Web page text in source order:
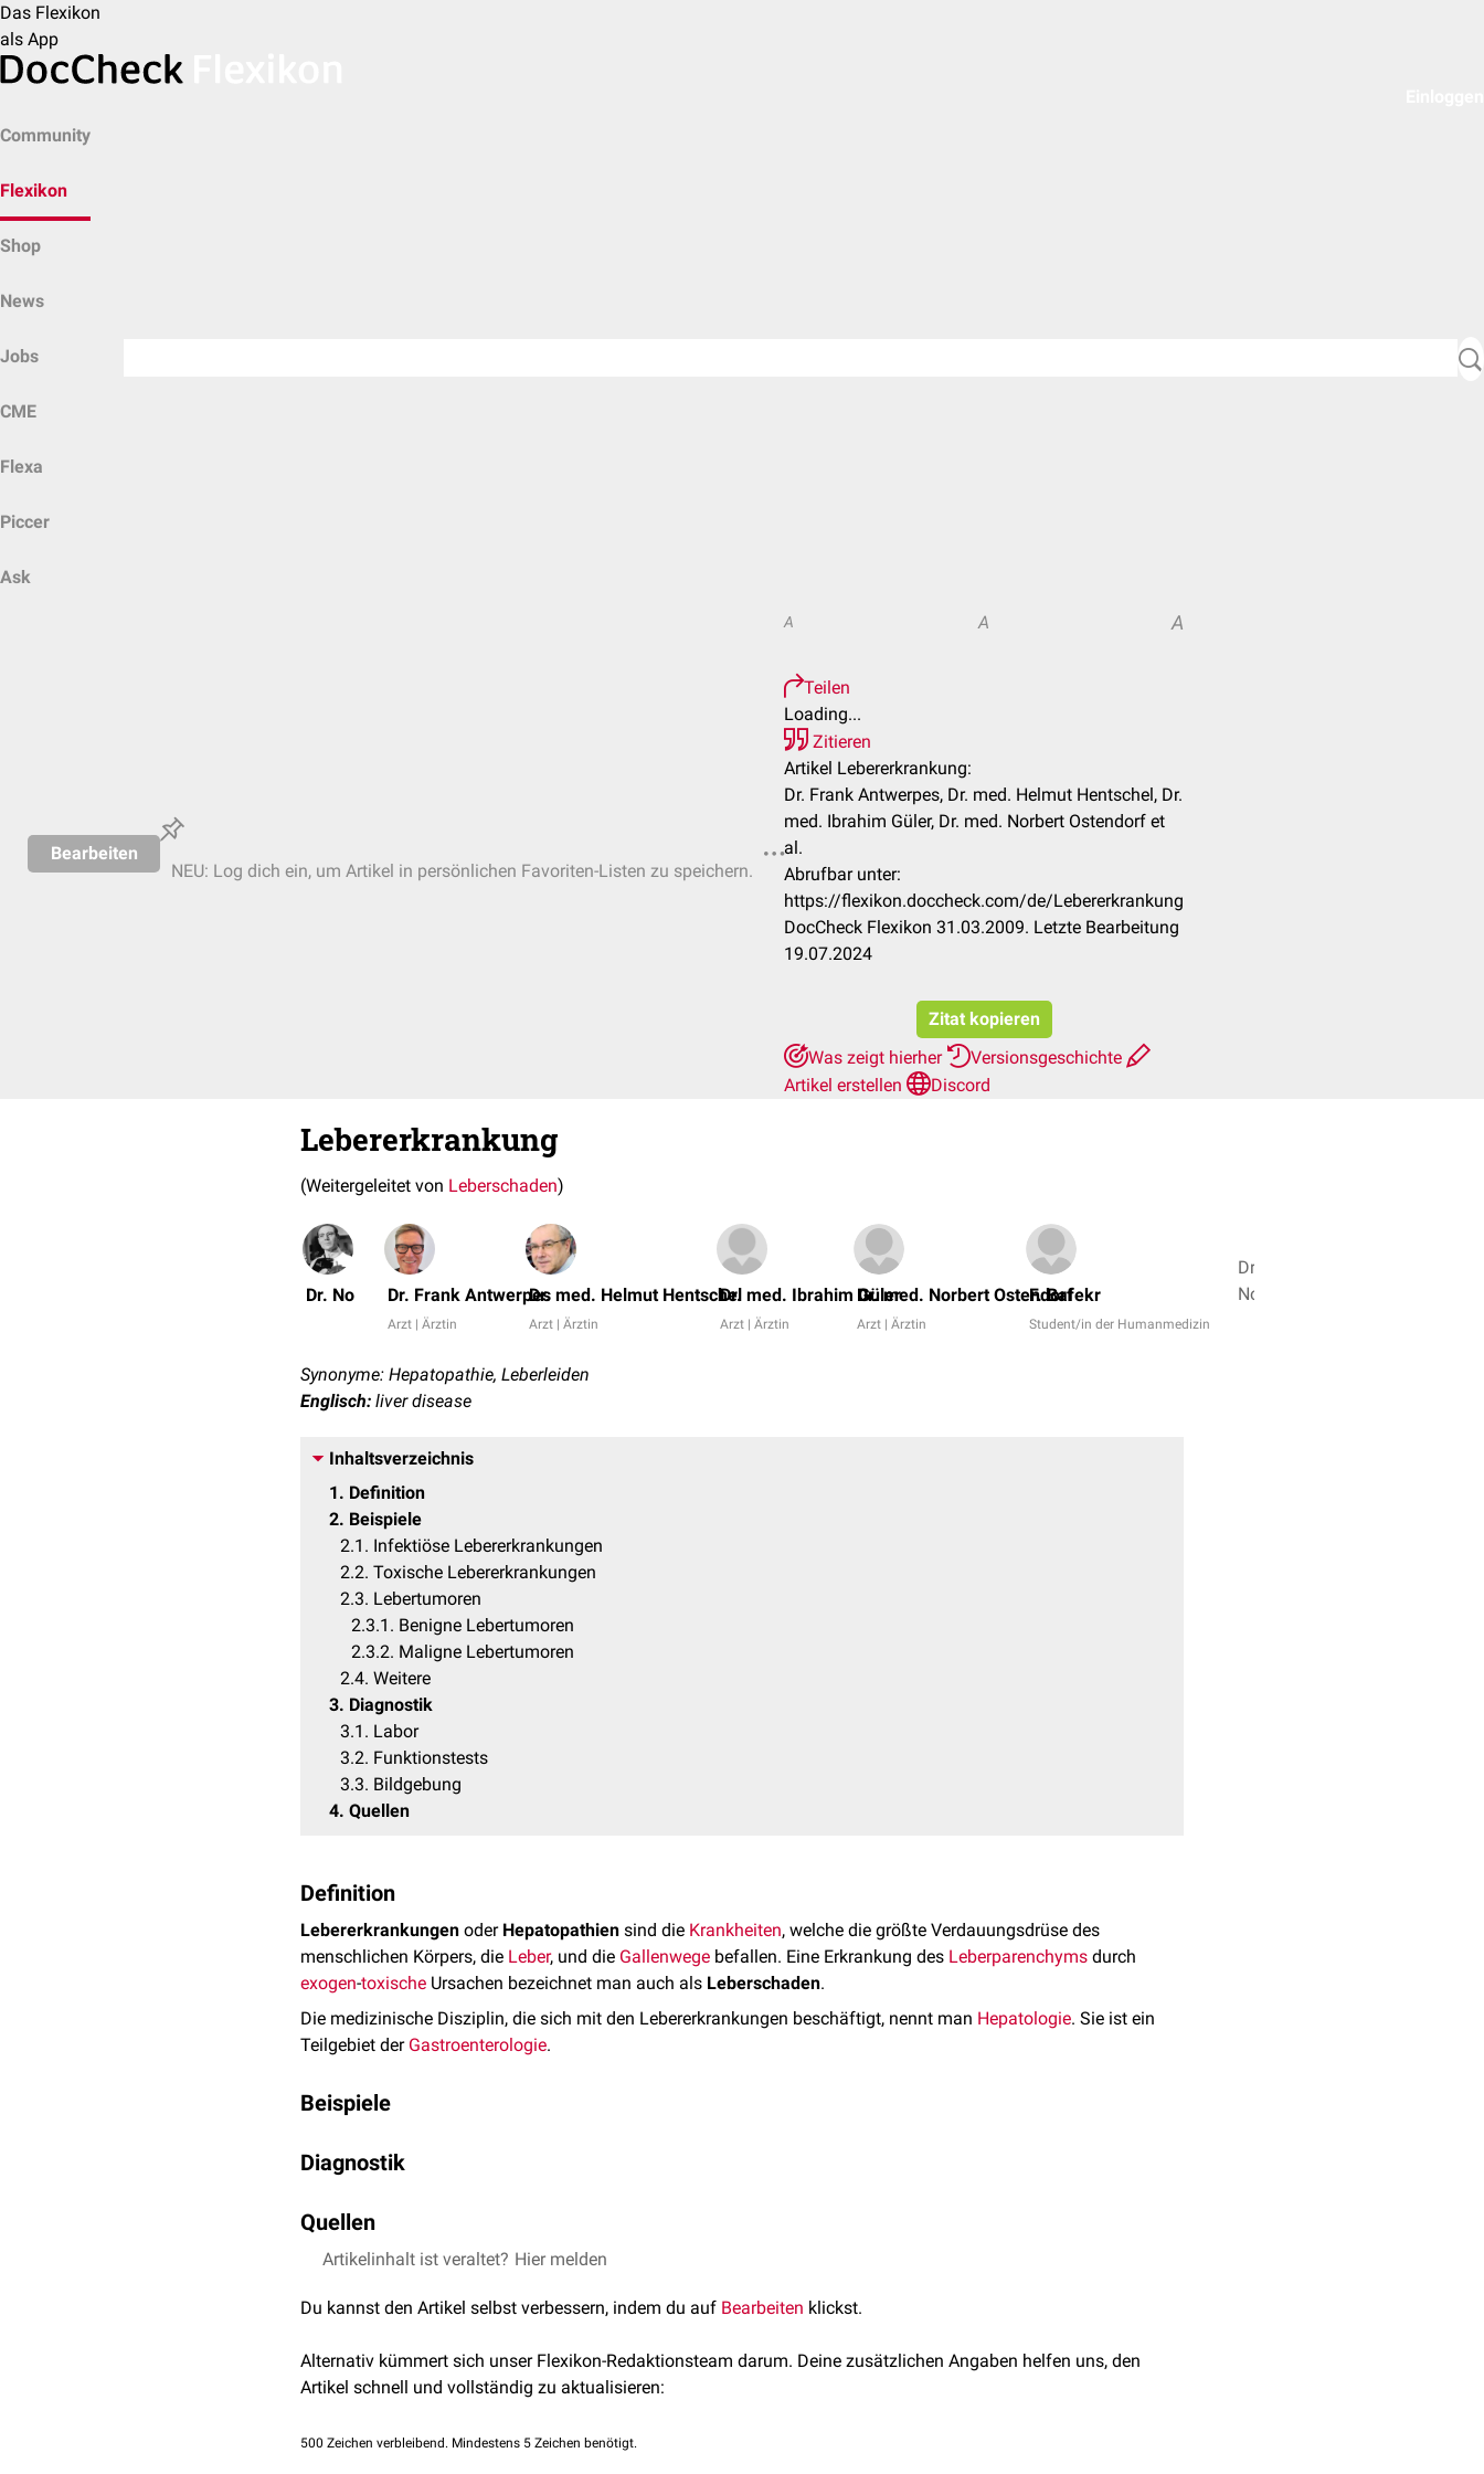
Das Flexikon
als App
Community
Flexikon
Shop
News
Jobs
CME
Flexa
Piccer
Ask
Bearbeiten
NEU: Log dich ein, um Artikel in persönlichen Favoriten-Listen zu speichern.
A A A
Teilen
Loading...
Zitieren
Artikel Lebererkrankung:
Dr. Frank Antwerpes, Dr. med. Helmut Hentschel, Dr.
med. Ibrahim Güler, Dr. med. Norbert Ostendorf et
al.
Abrufbar unter:
https://flexikon.doccheck.com/de/Lebererkrankung
DocCheck Flexikon 31.03.2009. Letzte Bearbeitung
19.07.2024
Zitat kopieren
Was zeigt hierher
Versionsgeschichte
Artikel erstellen
Discord
Lebererkrankung
(Weitergeleitet von Leberschaden)
Dr. No Dr. Frank Antwerpes
Arzt | Ärztin
Dr. med. Helmut Hentschel
Arzt | Ärztin
Dr. med. Ibrahim Güler
Arzt | Ärztin
Dr. med. Norbert Ostendorf
Arzt | Ärztin
F. Bafekr
Student/in der Humanmedizin
Dr.
No,
Synonyme: Hepatopathie, Leberleiden
Englisch: liver disease
Inhaltsverzeichnis
1
Definition
2 Beispiele
2.1
Infektiöse Lebererkrankungen
2.2 Toxische Lebererkrankungen
2.3 Lebertumoren
2.3.1
Benigne Lebertumoren
2.3.2 Maligne Lebertumoren
2.4 Weitere
3 Diagnostik
3.1
Labor
3.2 Funktionstests
3.3 Bildgebung
4 Quellen
Definition
Lebererkrankungen oder Hepatopathien sind die Krankheiten, welche die größte Verdauungsdrüse des
menschlichen Körpers, die Leber, und die Gallenwege befallen. Eine Erkrankung des Leberparenchyms durch
exogen-toxische Ursachen bezeichnet man auch als Leberschaden.
Die medizinische Disziplin, die sich mit den Lebererkrankungen beschäftigt, nennt man Hepatologie. Sie ist ein
Teilgebiet der Gastroenterologie.
Beispiele
Infektiöse Lebererkrankungen
Leberabszess
Toxische Lebererkrankungen
Alkoholtoxischer Leberschaden
Arzneimittelinduzierter Leberschaden
[1
Lebertumoren
Leberhämangiom
Diagnostik
Labor
Leberenzyme
Antigene:HBsAg, HBcAg ,HBeAg
Serumeiweiß:Albumin,Immunglobuline
Indocyaningrün-Test
Quellen
↑ Torgersen J et al.Severe Acute Liver Injury After Hepatotoxic Medication Initiation in Real-World Data
Artikelinhalt ist veraltet? Hier melden
Du kannst den Artikel selbst verbessern, indem du auf Bearbeiten klickst.
Alternativ kümmert sich unser Flexikon-Redaktionsteam darum. Deine zusätzlichen Angaben helfen uns, den
Artikel schnell und vollständig zu aktualisieren:
500 Zeichen verbleibend. Mindestens 5 Zeichen benötigt.